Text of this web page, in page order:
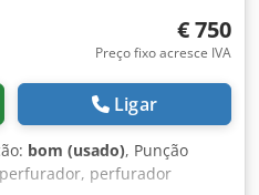
€ 750
Preço fixo acresce IVA
Ligar
bom (usado), Punção
perfurador